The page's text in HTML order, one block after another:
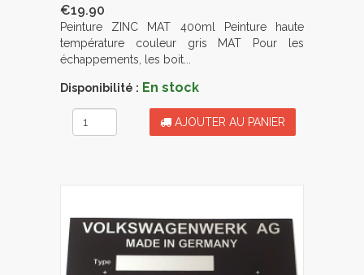
€19.90
Peinture ZINC MAT 400ml Peinture haute
température couleur gris MAT Pour les
échappements, les boit...
Disponibilité : En stock
AJOUTER AU PANIER